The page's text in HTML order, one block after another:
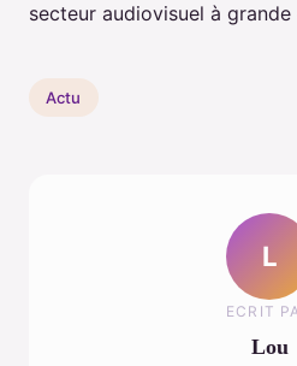
secteur audiovisuel à grande
Actu
L
ECRIT
Lou